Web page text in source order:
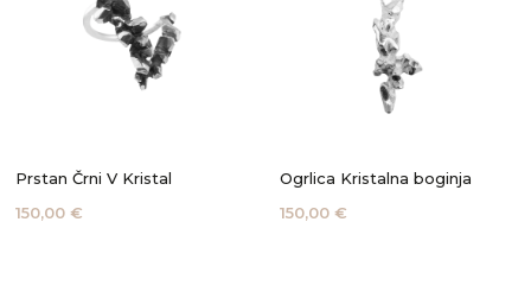
Prstan Črni V Kristal
150,00 €
Ogrlica Kristalna boginja
150,00 €